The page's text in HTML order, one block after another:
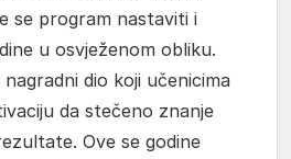
se program nastaviti i
u osvježenom obliku.
dio koji učenicima
da stečeno znanje
Ove se godine